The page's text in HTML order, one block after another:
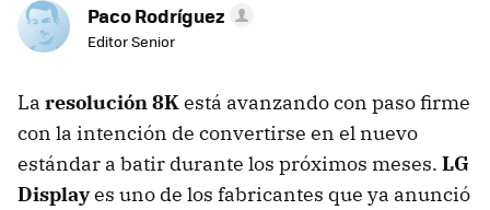
Paco Rodríguez
Editor Senior
La resolución 8Kestá avanzando con paso firme
con la intención de convertirse en el nuevo
estándar a batir durante los próximos meses. LG
Displayes uno de los fabricantes que ya anunció